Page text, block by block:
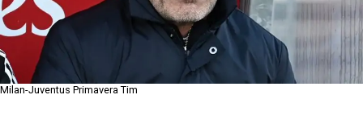
Milan-Juventus Primavera Tim